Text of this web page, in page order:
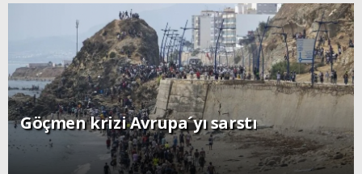
Göçmen krizi Avrupa´yı sarstı